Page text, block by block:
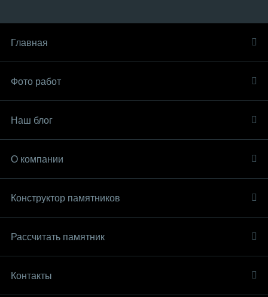
Главная
Фото работ
Наш блог
О компании
Конструктор памятников
Рассчитать памятник
Контакты